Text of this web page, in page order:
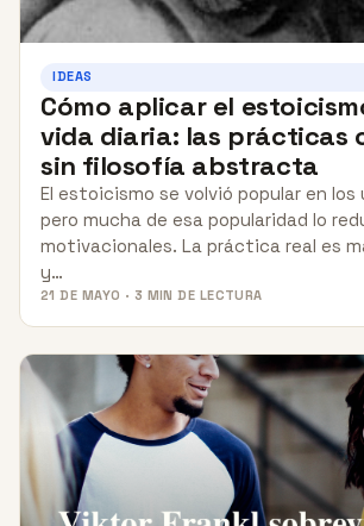
IDEAS
Cómo aplicar el
vida diaria: las prácticas
sin filosofía abstracta
El estoicismo se volvió popular en los
pero mucha de esa popularidad lo
motivacionales. La práctica real es
y…
21 DE MAYO · 3 MIN DE LECTURA